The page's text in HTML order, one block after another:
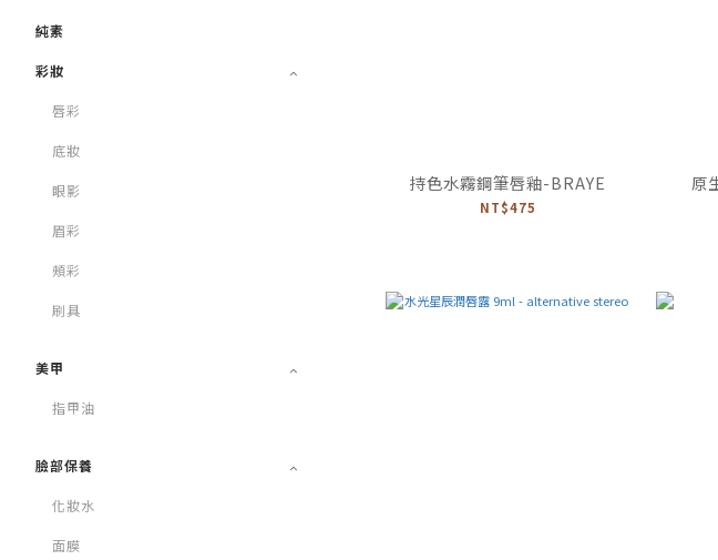
純素
彩妝
唇彩
底妝
眼影
眉彩
頰彩
刷具
美甲
指甲油
臉部保養
化妝水
面膜
持色水霧鋼筆唇釉-BRAYE
NT$475
原